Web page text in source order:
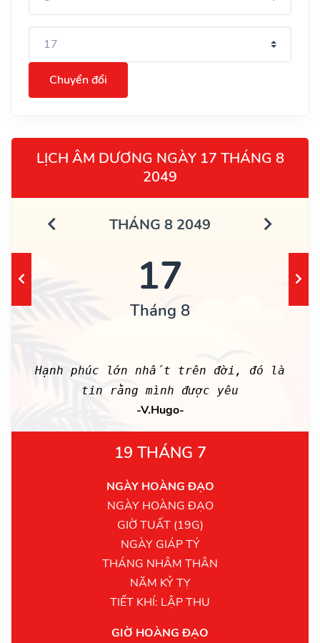
Chuyển đổi
LỊCH ÂM DƯƠNG NGÀY 17 THÁNG 8
2049
THÁNG 8 2049
17
Tháng 8
Hạnh phúc lớn nhất trên đời, đó là
tin rằng mình được yêu
-V.Hugo-
19 THÁNG 7
NGÀY HOÀNG ĐẠO
NGÀY HOÀNG ĐẠO
GIỜ TUẤT (19G)
NGÀY GIÁP TÝ
THÁNG NHÂM THÂN
NĂM KỶ TỴ
TIẾT KHÍ: LẬP THU
GIỜ HOÀNG ĐẠO